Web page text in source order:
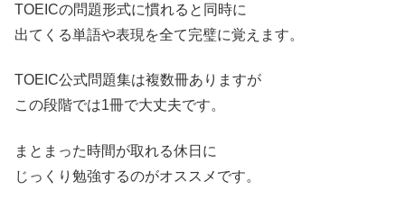
TOEICの問題形式に慣れると同時に
出てくる単語や表現を全て完璧に覚えます。
TOEIC公式問題集は複数冊ありますが
この段階では1冊で大丈夫です。
まとまった時間が取れる休日に
じっくり勉強するのがオススメです。